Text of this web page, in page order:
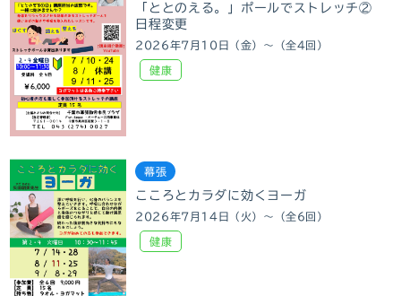
「ととのえる。」ポールでストレッチ②
日程変更
2026年7月10日（金）～（全4回）
健康
幕張
こころとカラダに効くヨーガ
2026年7月14日（火）～（全6回）
健康